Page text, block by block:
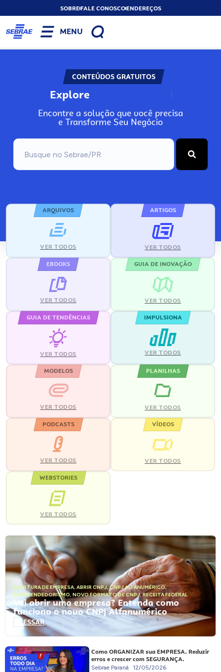
SOBREFALE CONOSCOENDEREÇOS
MENU
CONTEÚDOS GRATUITOS
Explore N
Encontre a solução que você precisa
e Transforme Seu Negócio
ARQUIVOS
VER TODOS
ARTIGOS
VER TODOS
EBOOKS
VER TODOS
GUIA DE INOVAÇÃO
VER TODOS
GUIA DE TENDÊNCIAS
VER TODOS
IMPULSIONA
VER TODOS
MODELOS
VER TODOS
PLANILHAS
VER TODOS
PODCASTS
VER TODOS
VÍDEOS
VER TODOS
WEBSTORIES
VER TODOS
ABERTURA DE EMPRESA, ABRIR CNPJ,CNPJ ALFANUMÉRICO,
EMPREENDEDORISMO, NOVO FORMATO DE CNPJ,RECEITA FEDERAL
Vai abrir uma empresa? Entenda como
funciona o novo CNPJ Alfanumérico
ACESSAR
Como ORGANIZAR sua EMPRESA. Reduzir
erros e crescer com SEGURANÇA.
Sebrae Paraná 12/05/2026